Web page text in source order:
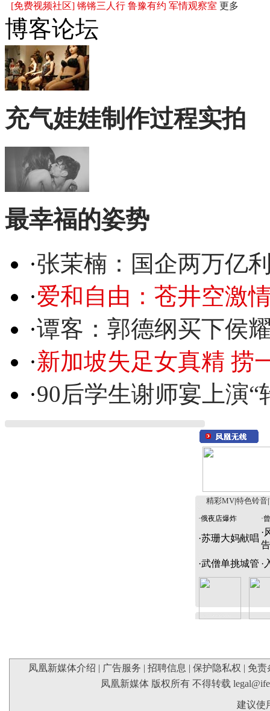
[免费视频社区] 锵锵三人行 鲁豫有约 军情观察室 更多
博客论坛
充气娃娃制作过程实拍
最幸福的姿势
·张茉楠：国企两万亿
·爱和自由：苍井空激
·谭客：郭德纲买下侯
·新加坡失足女真精 捞
·90后学生谢师宴上演“
精彩MV 特色铃音
·俄夜店爆炸 ·
·苏珊大妈献唱
·
告
·武僧单挑城管 ·
凤凰新媒体介绍 | 广告服务 | 招聘信息 | 保护隐私权 | 免责
凤凰新媒体 版权所有 不得转载
建议使